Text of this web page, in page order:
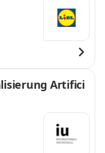
Artifici